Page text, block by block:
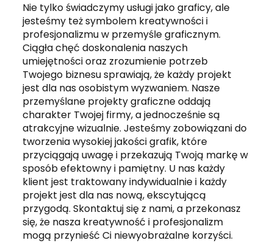
Nie tylko świadczymy usługi jako graficy, ale
jesteśmy też symbolem kreatywności i
profesjonalizmu w przemyśle graficznym.
Ciągła chęć doskonalenia naszych
umiejętności oraz zrozumienie potrzeb
Twojego biznesu sprawiają, że każdy projekt
jest dla nas osobistym wyzwaniem. Nasze
przemyślane projekty graficzne oddają
charakter Twojej firmy, a jednocześnie są
atrakcyjne wizualnie. Jesteśmy zobowiązani do
tworzenia wysokiej jakości grafik, które
przyciągają uwagę i przekazują Twoją markę w
sposób efektowny i pamiętny. U nas każdy
klient jest traktowany indywidualnie i każdy
projekt jest dla nas nową, ekscytującą
przygodą. Skontaktuj się z nami, a przekonasz
się, że nasza kreatywność i profesjonalizm
mogą przynieść Ci niewyobrażalne korzyści.